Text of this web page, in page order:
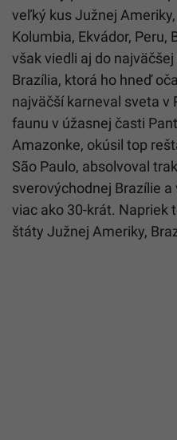
veľký kus Južnej
Kolumbia, Ekvádor, Peru,
však viedli aj do
Brazília, ktorá ho hneď
najväčší karneval sveta v
faunu v úžasnej časti
Amazonke, okúsil top
São Paulo, absolvoval
sverovýchodnej Brazílie
viac ako 30-krát. Napriek
štáty Južnej Ameriky,